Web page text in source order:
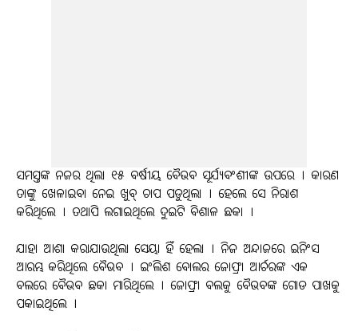
ସମସ୍ତଙ୍କ ନଜର ଥିଲା ୧୫ ବର୍ଷୀୟ ବୈଭବ ସୂର୍ଯ୍ୟବଂଶୀଙ୍କ ଉପରେ । କାରଣ
ତାଙ୍କୁ ଖେଳାଇବା ନେଇ ଖୁବ୍ ଚାପ ପଡୁଥିଲା । ହେଲେ ସେ ନିରାଶ
କରିଥିଲେ । ତଥାପି ଲଗାଇଥିଲେ ଦୁଇଟି ବିଶାଳ ଛକା ।
ଯାହା ଆଶା କରାଯାଉଥିଲା ସେୟା ହିଁ ହେଲା । ନିଜ ଅନ୍ଦାଜରେ ଇନିଂସ
ଆରମ୍ଭ କରିଥିଲେ ବୈଭବ । ଇଂଲିଶ ବୋଲର ଜୋଫ୍ରା ଆର୍ଚରଙ୍କ ଏକ
ବଲରେ ବୈଭବ ଛକା ମାରିଥିଲେ । ଜୋଫ୍ରା ବଲକୁ ବୈଭବଙ୍କ ଗୋଡ ପାଖକୁ
ପକାଇଥିଲେ ।